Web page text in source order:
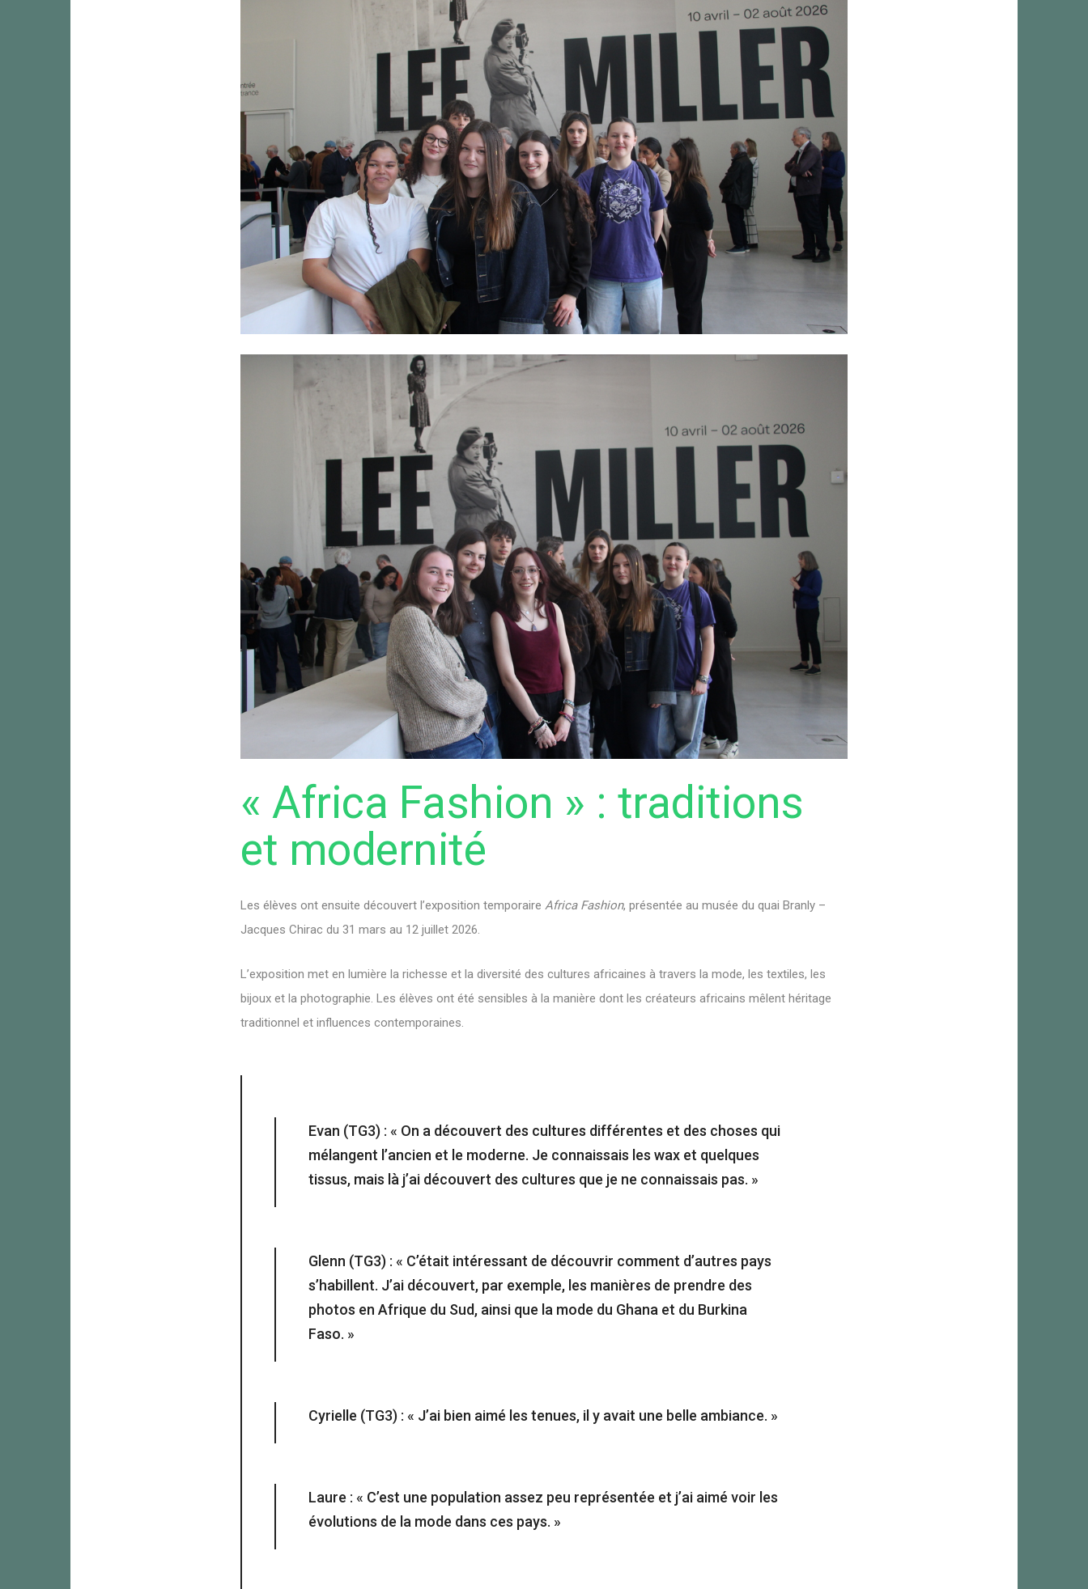
« Africa Fashion » : traditions
et modernité
Les élèves ont ensuite découvert l’exposition temporaire Africa Fashion, présentée au musée du quai Branly –
Jacques Chirac du 31 mars au 12 juillet 2026.
L’exposition met en lumière la richesse et la diversité des cultures africaines à travers la mode, les textiles, les
bijoux et la photographie. Les élèves ont été sensibles à la manière dont les créateurs africains mêlent héritage
traditionnel et influences contemporaines.
Evan (TG3) : « On a découvert des cultures différentes et des choses qui
mélangent l’ancien et le moderne. Je connaissais les wax et quelques
tissus, mais là j’ai découvert des cultures que je ne connaissais pas. »
Glenn (TG3) : « C’était intéressant de découvrir comment d’autres pays
s’habillent. J’ai découvert, par exemple, les manières de prendre des
photos en Afrique du Sud, ainsi que la mode du Ghana et du Burkina
Faso. »
Cyrielle (TG3) : « J’ai bien aimé les tenues, il y avait une belle ambiance. »
Laure : « C’est une population assez peu représentée et j’ai aimé voir les
évolutions de la mode dans ces pays. »